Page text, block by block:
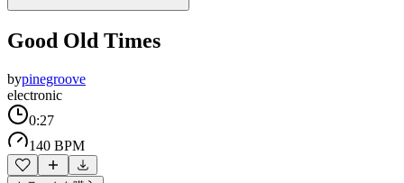
Good Old Times
bypinegroove
electronic
0:27
140 BPM